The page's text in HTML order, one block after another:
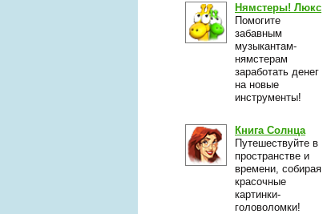
Нямстеры! Люкс
Помогите
забавным
музыкантам-
нямстерам
заработать денег
на новые
инструменты!
Книга Солнца
Путешествуйте в
пространстве и
времени, собирая
красочные
картинки-
головоломки!